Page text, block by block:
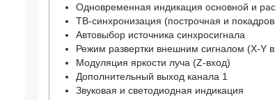
Одновременная индикация основной и
ТВ-синхронизация (построчная и
Автовыбор источника синхросигнала
Режим развертки внешним сигналом (X-Y
Модуляция яркости луча (Z-вход)
Дополнительный выход канала 1
Звуковая и светодиодная индикация